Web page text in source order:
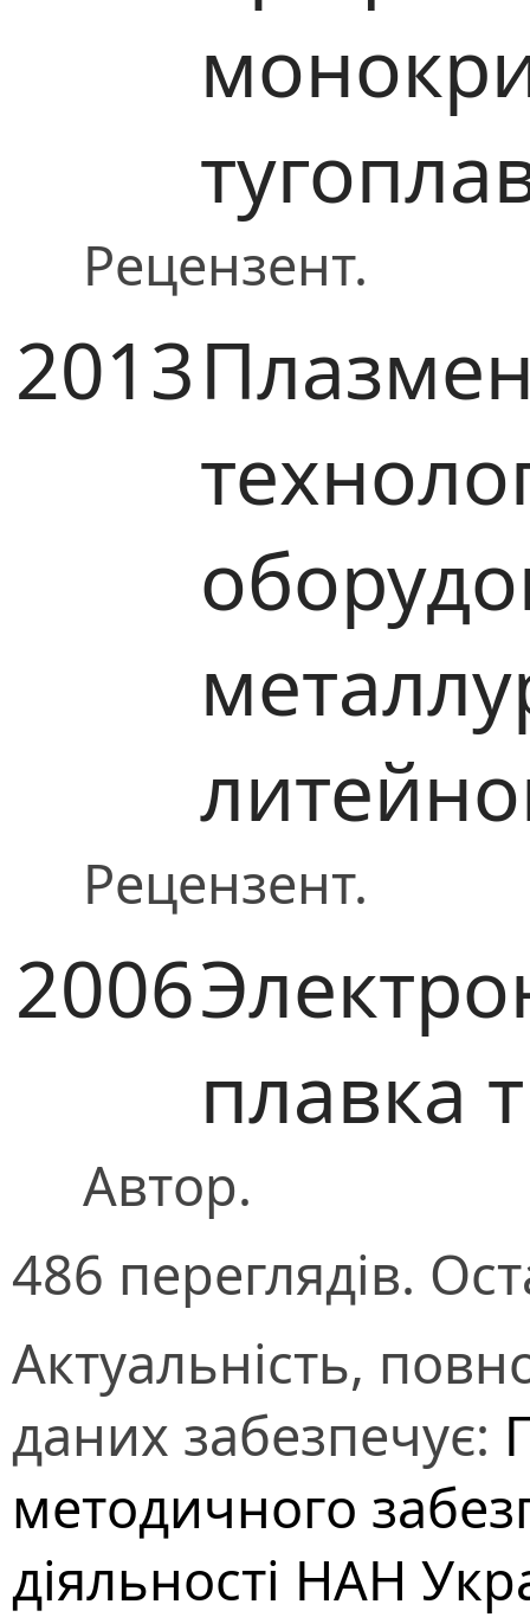
Рецензент.
2013
Рецензент.
2006
плавка
Автор.
486 переглядів.
Актуальність,
даних забезпечує:
методичного
діяльності НАН